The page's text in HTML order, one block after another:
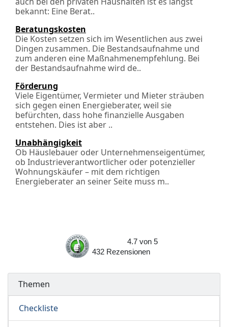
bekannt: Eine Berat..
Beratungskosten
Die Kosten setzen sich im Wesentlichen aus zwei
Dingen zusammen. Die Bestands­aufnahme und
zum anderen eine Maßnahmen­empfehlung. Bei
der Bestandsaufnahme wird de..
Förderung
Viele Eigentümer, Vermieter und Mieter sträuben
sich gegen einen Energieberater, weil sie
befürchten, dass hohe finanzielle Ausgaben
entstehen. Dies ist aber ..
Unabhängigkeit
Ob Häuslebauer oder Unternehmenseigentümer,
ob Industrieverantwortlicher oder potenzieller
Wohnungskäufer – mit dem richtigen
Energieberater an seiner Seite muss m..
4.7 von 5
432
Rezensionen
Themen
Checkliste